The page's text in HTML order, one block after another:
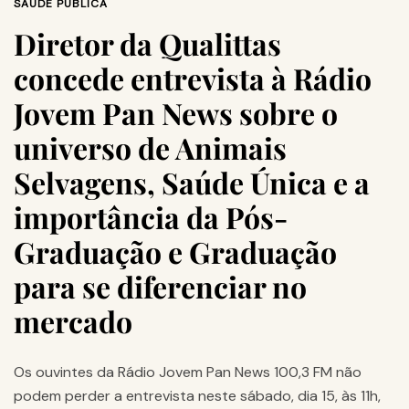
SAÚDE PÚBLICA
Diretor da Qualittas
concede entrevista à Rádio
Jovem Pan News sobre o
universo de Animais
Selvagens, Saúde Única e a
importância da Pós-
Graduação e Graduação
para se diferenciar no
mercado
Os ouvintes da Rádio Jovem Pan News 100,3 FM não
podem perder a entrevista neste sábado, dia 15, às 11h,